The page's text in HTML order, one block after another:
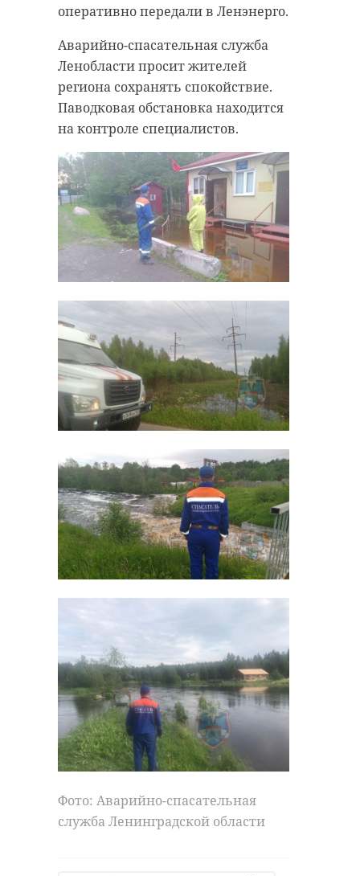
оперативно передали в Ленэнерго.
Аварийно-спасательная служба
Ленобласти просит жителей
региона сохранять спокойствие.
Паводковая обстановка находится
на контроле специалистов.
Фото: Аварийно-спасательная
служба Ленинградской области